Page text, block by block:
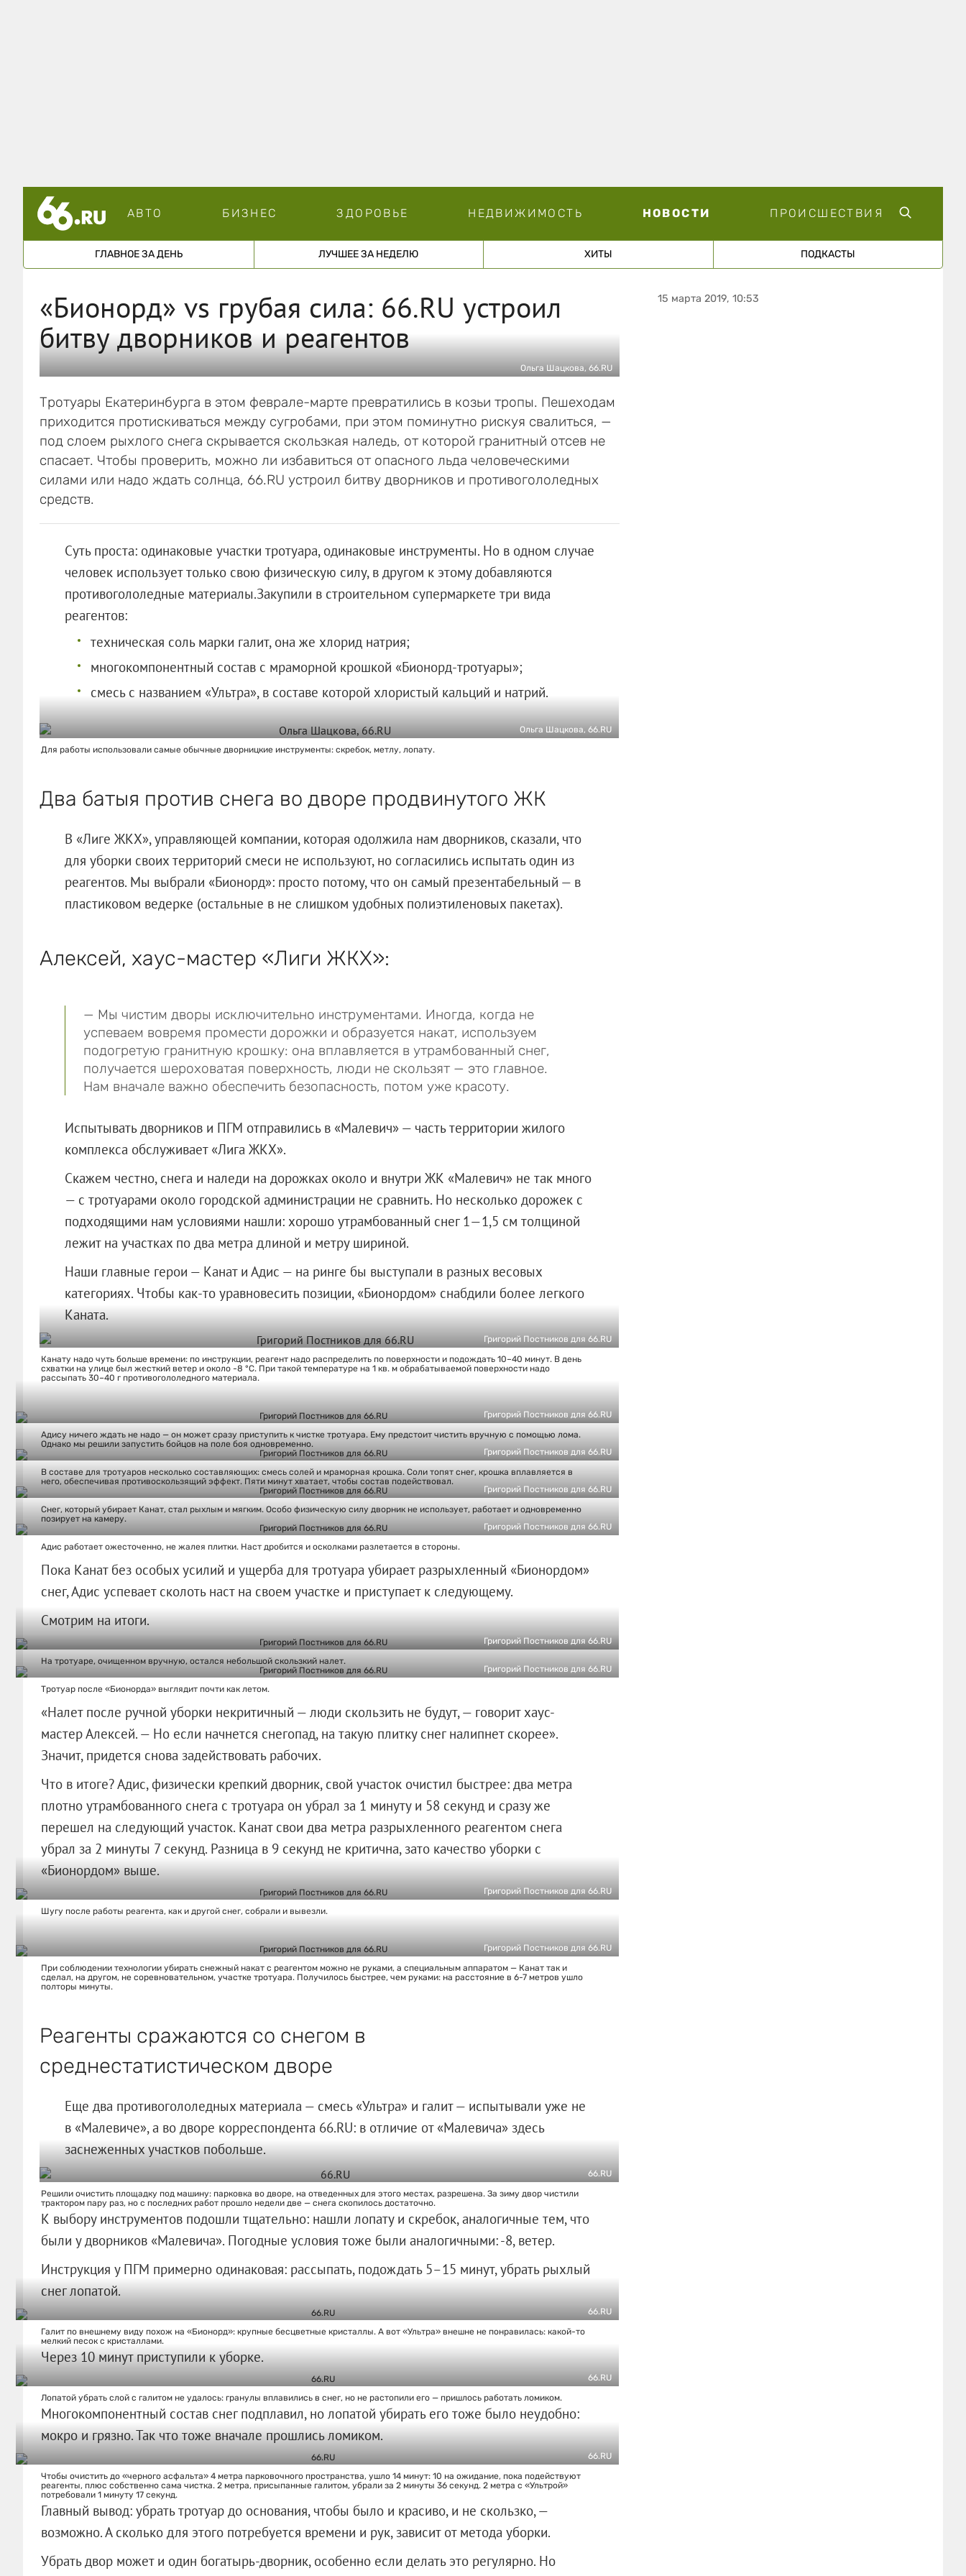
АВТО БИЗНЕС ЗДОРОВЬЕ НЕДВИЖИМОСТЬ НОВОСТИ ПРОИСШЕСТВИЯ
ГЛАВНОЕ ЗА ДЕНЬ ЛУЧШЕЕ ЗА НЕДЕЛЮ ХИТЫ ПОДКАСТЫ
«Бионорд» vs грубая сила: 66.RU устроил
битву дворников и реагентов
Ольга Шацкова, 66.RU
Тротуары Екатеринбурга в этом феврале-марте превратились в козьи тропы. Пешеходам
приходится протискиваться между сугробами, при этом поминутно рискуя свалиться, —
под слоем рыхлого снега скрывается скользкая наледь, от которой гранитный отсев не
спасает. Чтобы проверить, можно ли избавиться от опасного льда человеческими
силами или надо ждать солнца, 66.RU устроил битву дворников и противогололедных
средств.
Суть проста: одинаковые участки тротуара, одинаковые инструменты. Но в одном случае
человек использует только свою физическую силу, в другом к этому добавляются
противогололедные материалы.Закупили в строительном супермаркете три вида
реагентов:
техническая соль марки галит, она же хлорид натрия;
многокомпонентный состав с мраморной крошкой «Бионорд-тротуары»;
смесь с названием «Ультра», в составе которой хлористый кальций и натрий.
Ольга Шацкова, 66.RU
Для работы использовали самые обычные дворницкие инструменты: скребок, метлу, лопату.
Два батыя против снега во дворе продвинутого ЖК
В «Лиге ЖКХ», управляющей компании, которая одолжила нам дворников, сказали, что
для уборки своих территорий смеси не используют, но согласились испытать один из
реагентов. Мы выбрали «Бионорд»: просто потому, что он самый презентабельный — в
пластиковом ведерке (остальные в не слишком удобных полиэтиленовых пакетах).
Алексей, хаус-мастер «Лиги ЖКХ»:
— Мы чистим дворы исключительно инструментами. Иногда, когда не
успеваем вовремя промести дорожки и образуется накат, используем
подогретую гранитную крошку: она вплавляется в утрамбованный снег,
получается шероховатая поверхность, люди не скользят — это главное.
Нам вначале важно обеспечить безопасность, потом уже красоту.
Испытывать дворников и ПГМ отправились в «Малевич» — часть территории жилого
комплекса обслуживает «Лига ЖКХ».
Скажем честно, снега и наледи на дорожках около и внутри ЖК «Малевич» не так много
— с тротуарами около городской администрации не сравнить. Но несколько дорожек с
подходящими нам условиями нашли: хорошо утрамбованный снег 1—1,5 см толщиной
лежит на участках по два метра длиной и метру шириной.
Наши главные герои — Канат и Адис — на ринге бы выступали в разных весовых
категориях. Чтобы как-то уравновесить позиции, «Бионордом» снабдили более легкого
Каната.
Григорий Постников для 66.RU
Канату надо чуть больше времени: по инструкции, реагент надо распределить по поверхности и подождать 10–40 минут. В день
схватки на улице был жесткий ветер и около -8 °С. При такой температуре на 1 кв. м обрабатываемой поверхности надо
рассыпать 30–40 г противогололедного материала.
Григорий Постников для 66.RU
Адису ничего ждать не надо — он может сразу приступить к чистке тротуара. Ему предстоит чистить вручную с помощью лома.
Однако мы решили запустить бойцов на поле боя одновременно.
Григорий Постников для 66.RU
В составе для тротуаров несколько составляющих: смесь солей и мраморная крошка. Соли топят снег, крошка вплавляется в
него, обеспечивая противоскользящий эффект. Пяти минут хватает, чтобы состав подействовал.
Григорий Постников для 66.RU
Снег, который убирает Канат, стал рыхлым и мягким. Особо физическую силу дворник не использует, работает и одновременно
позирует на камеру.
Григорий Постников для 66.RU
Адис работает ожесточенно, не жалея плитки. Наст дробится и осколками разлетается в стороны.
Пока Канат без особых усилий и ущерба для тротуара убирает разрыхленный «Бионордом»
снег, Адис успевает сколоть наст на своем участке и приступает к следующему.
Смотрим на итоги.
Григорий Постников для 66.RU
На тротуаре, очищенном вручную, остался небольшой скользкий налет.
Григорий Постников для 66.RU
Тротуар после «Бионорда» выглядит почти как летом.
«Налет после ручной уборки некритичный — люди скользить не будут, — говорит хаус-
мастер Алексей. — Но если начнется снегопад, на такую плитку снег налипнет скорее».
Значит, придется снова задействовать рабочих.
Что в итоге? Адис, физически крепкий дворник, свой участок очистил быстрее: два метра
плотно утрамбованного снега с тротуара он убрал за 1 минуту и 58 секунд и сразу же
перешел на следующий участок. Канат свои два метра разрыхленного реагентом снега
убрал за 2 минуты 7 секунд. Разница в 9 секунд не критична, зато качество уборки с
«Бионордом» выше.
Григорий Постников для 66.RU
Шугу после работы реагента, как и другой снег, собрали и вывезли.
Григорий Постников для 66.RU
При соблюдении технологии убирать снежный накат с реагентом можно не руками, а специальным аппаратом — Канат так и
сделал, на другом, не соревновательном, участке тротуара. Получилось быстрее, чем руками: на расстояние в 6-7 метров ушло
полторы минуты.
Реагенты сражаются со снегом в
среднестатистическом дворе
Еще два противогололедных материала — смесь «Ультра» и галит — испытывали уже не
в «Малевиче», а во дворе корреспондента 66.RU: в отличие от «Малевича» здесь
заснеженных участков побольше.
66.RU
Решили очистить площадку под машину: парковка во дворе, на отведенных для этого местах, разрешена. За зиму двор чистили
трактором пару раз, но с последних работ прошло недели две — снега скопилось достаточно.
К выбору инструментов подошли тщательно: нашли лопату и скребок, аналогичные тем, что
были у дворников «Малевича». Погодные условия тоже были аналогичными: -8, ветер.
Инструкция у ПГМ примерно одинаковая: рассыпать, подождать 5–15 минут, убрать рыхлый
снег лопатой.
66.RU
Галит по внешнему виду похож на «Бионорд»: крупные бесцветные кристаллы. А вот «Ультра» внешне не понравилась: какой-то
мелкий песок с кристаллами.
Через 10 минут приступили к уборке.
66.RU
Лопатой убрать слой с галитом не удалось: гранулы вплавились в снег, но не растопили его — пришлось работать ломиком.
Многокомпонентный состав снег подплавил, но лопатой убирать его тоже было неудобно:
мокро и грязно. Так что тоже вначале прошлись ломиком.
66.RU
Чтобы очистить до «черного асфальта» 4 метра парковочного пространства, ушло 14 минут: 10 на ожидание, пока подействуют
реагенты, плюс собственно сама чистка. 2 метра, присыпанные галитом, убрали за 2 минуты 36 секунд. 2 метра с «Ультрой»
потребовали 1 минуту 17 секунд.
Главный вывод: убрать тротуар до основания, чтобы было и красиво, и не скользко, —
возможно. А сколько для этого потребуется времени и рук, зависит от метода уборки.
Убрать двор может и один богатырь-дворник, особенно если делать это регулярно. Но
15 марта 2019, 10:53